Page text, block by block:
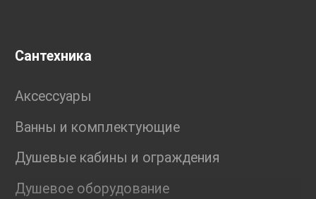
Сантехника
Аксессуары
Ванны и комплектующие
Душевые кабины и ограждения
Душевое оборудование